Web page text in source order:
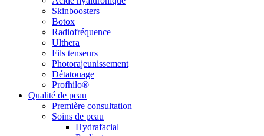
Skinboosters
Botox
Radiofréquence
Ulthera
Fils tenseurs
Photorajeunissement
Détatouage
Profhilo®
Qualité de peau
Première consultation
Soins de peau
Hydrafacial